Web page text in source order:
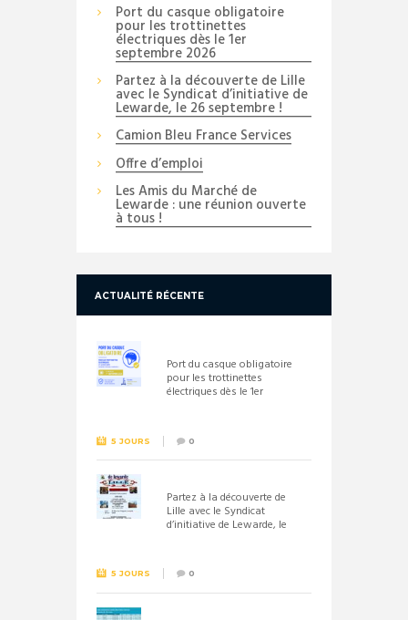
Port du casque obligatoire
pour les trottinettes
électriques dès le 1er
septembre 2026
Partez à la découverte de Lille
avec le Syndicat d’initiative de
Lewarde, le 26 septembre !
Camion Bleu France Services
Offre d’emploi
Les Amis du Marché de
Lewarde : une réunion ouverte
à tous !
ACTUALITÉ RÉCENTE
Port du casque obligatoire
pour les trottinettes
électriques dès le 1er
5 JOURS 0
Partez à la découverte de
Lille avec le Syndicat
d’initiative de Lewarde, le
5 JOURS 0